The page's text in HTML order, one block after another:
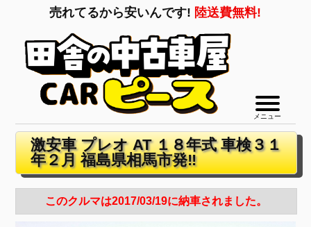
売れてるから安いんです! 陸送費無料!
メニュー
激安車 プレオ AT １８年式 車検３１
年２月 福島県相馬市発‼
このクルマは2017/03/19に納車されました。